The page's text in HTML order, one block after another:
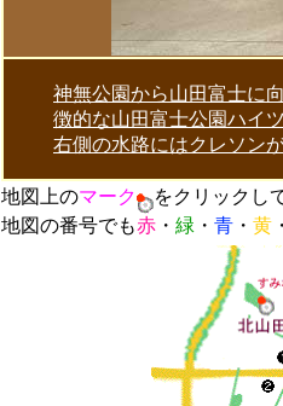
神無公園から山田富士に
徴的な山田富士公園ハイ
右側の水路にはクレソン
地図上のマーク
をクリックし
地図の番号でも赤 ・ 緑 ・ 青 ・ 黄